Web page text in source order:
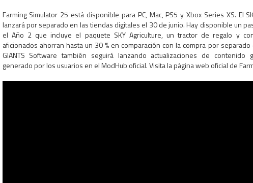
Farming Simulator 25 está disponible para PC, Mac, PS5 y Xbox Series XS. El
lanzará por separado en las tiendas digitales el 30 de junio. Hay disponible un
el Año 2 que incluye el paquete SKY Agriculture, un tractor de regalo y
aficionados ahorran hasta un 30 % en comparación con la compra por
GIANTS Software también seguirá lanzando actualizaciones de contenido
generado por los usuarios en el ModHub oficial. Visita la página web oficial de